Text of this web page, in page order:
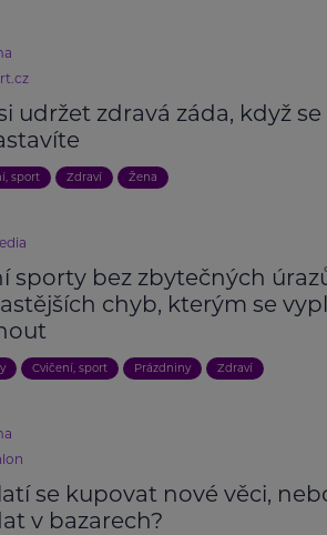
udržet zdravá záda, když
sport Zdraví Žena
sporty bez zbytečných
chyb, kterým se
Cvičení, sport Prázdniny Zdraví
se kupovat nové věci,
v bazarech?